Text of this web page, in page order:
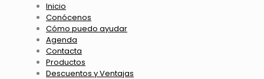
Inicio
Conócenos
Cómo puedo ayudar
Agenda
Contacta
Productos
Descuentos y Ventajas